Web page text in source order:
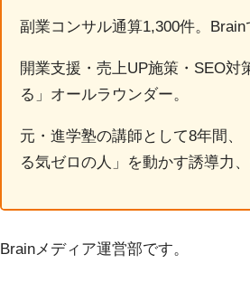
副業コンサル通算1,300件。Brain
開業支援・売上UP施策・SEO
る」オールラウンダー。
元・進学塾の講師として8年間
る気ゼロの人」を動かす誘導力
Brainメディア運営部です。